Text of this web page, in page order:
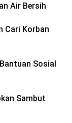
Air Bersih
Cari Korban
Sosial
Sambut